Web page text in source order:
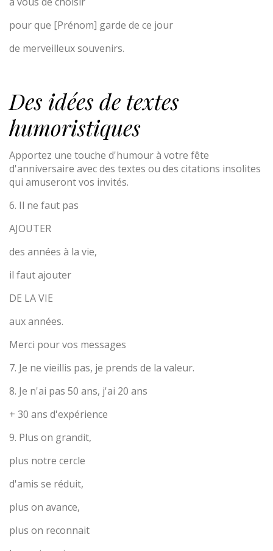
pour que [Prénom] garde de ce jour
de merveilleux souvenirs.
Des idées de textes
humoristiques
Apportez une touche d'humour à votre fête
d'anniversaire avec des textes ou des citations insolites
qui amuseront vos invités.
6. Il ne faut pas
AJOUTER
des années à la vie,
il faut ajouter
DE LA VIE
aux années.
Merci pour vos messages
7. Je ne vieillis pas, je prends de la valeur.
8. Je n'ai pas 50 ans, j'ai 20 ans
+ 30 ans d'expérience
9. Plus on grandit,
plus notre cercle
d'amis se réduit,
plus on avance,
plus on reconnait